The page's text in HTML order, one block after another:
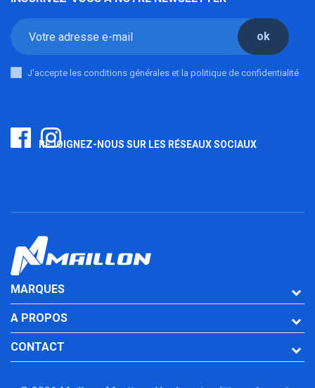
ok
J'accepte les conditions générales et la politique de confidentialité
REJOIGNEZ-NOUS SUR LES RÉSEAUX SOCIAUX
MARQUES
A PROPOS
CONTACT